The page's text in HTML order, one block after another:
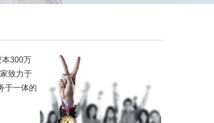
本300万
致力于
于一体的